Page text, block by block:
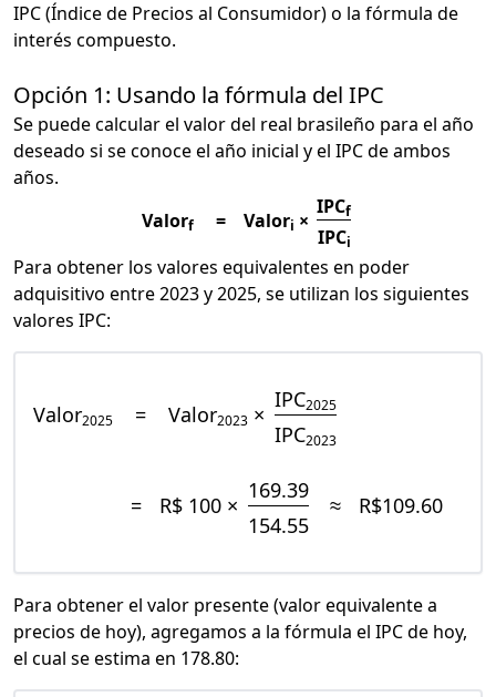
IPC (Índice de Precios al Consumidor) o la fórmula de
interés compuesto.
Opción 1: Usando la fórmula del IPC
Se puede calcular el valor del real brasileño para el año
deseado si se conoce el año inicial y el IPC de ambos
años.
Valorf = Valori ×
IPCf
IPCi
Para obtener los valores equivalentes en poder
adquisitivo entre 2023 y 2025, se utilizan los siguientes
valores IPC:
Valor2025 = Valor2023 ×
IPC2025
IPC2023
= R$ 100 ×
169.39
154.55
≈ R$109.60
Para obtener el valor presente (valor equivalente a
precios de hoy), agregamos a la fórmula el IPC de hoy,
el cual se estima en 178.80: